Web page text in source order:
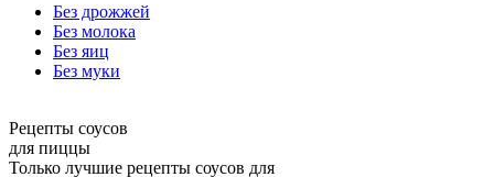
Без дрожжей
Без молока
Без яиц
Без муки
Рецепты соусов
для пиццы
Только лучшие рецепты соусов для